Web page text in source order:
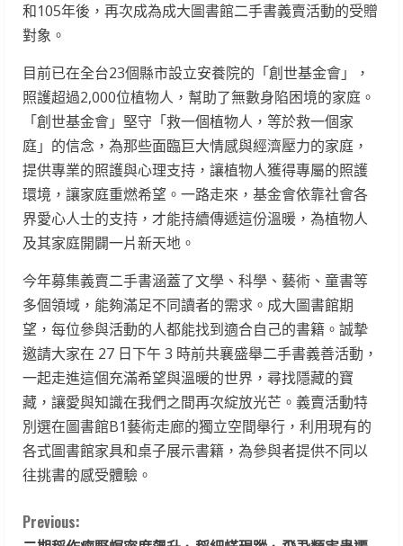
和105年後，再次成為成大圖書館二手書義賣活動的受贈
對象。
目前已在全台23個縣市設立安養院的「創世基金會」，
照護超過2,000位植物人，幫助了無數身陷困境的家庭。
「創世基金會」堅守「救一個植物人，等於救一個家
庭」的信念，為那些面臨巨大情感與經濟壓力的家庭，
提供專業的照護與心理支持，讓植物人獲得專屬的照護
環境，讓家庭重燃希望。一路走來，基金會依靠社會各
界愛心人士的支持，才能持續傳遞這份溫暖，為植物人
及其家庭開闢一片新天地。
今年募集義賣二手書涵蓋了文學、科學、藝術、童書等
多個領域，能夠滿足不同讀者的需求。成大圖書館期
望，每位參與活動的人都能找到適合自己的書籍。誠摯
邀請大家在 27 日下午 3 時前共襄盛舉二手書義善活動，
一起走進這個充滿希望與溫暖的世界，尋找隱藏的寶
藏，讓愛與知識在我們之間再次綻放光芒。義賣活動特
別選在圖書館B1藝術走廊的獨立空間舉行，利用現有的
各式圖書館家具和桌子展示書籍，為參與者提供不同以
往挑書的感受體驗。
C
Previous: